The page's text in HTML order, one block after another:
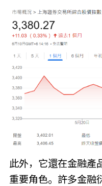
此外，它還在金融產
重要角色。許多金融